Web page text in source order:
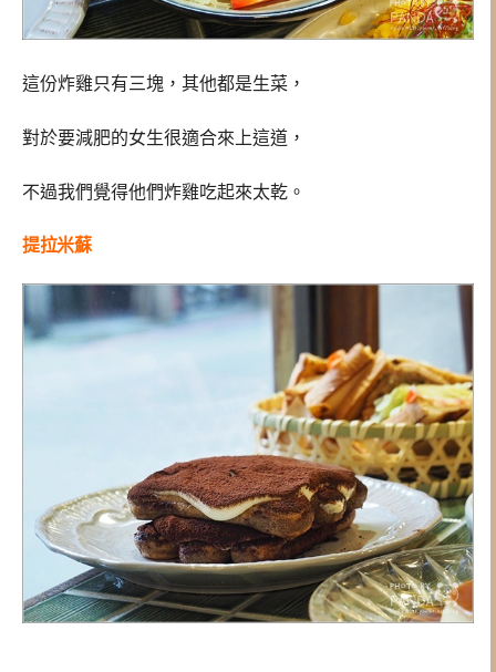
這份炸雞只有三塊，其他都是生菜，
對於要減肥的女生很適合來上這道，
不過我們覺得他們炸雞吃起來太乾。
提拉米蘇